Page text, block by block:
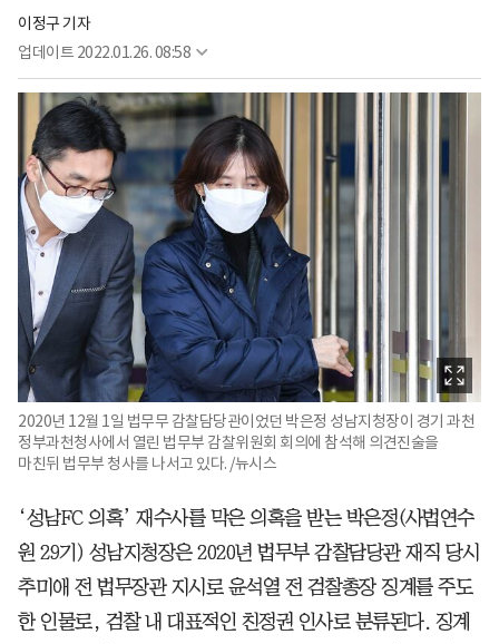
이정구 기자
업데이트 2022.01.26. 08:58
2020년 12월 1일 법무무 감찰담당관이었던 박은정 성남지청장이 경기 과천
정부과천청사에서 열린 법무부 감찰위원회 회의에 참석해 의견진술을
마친뒤 법무부 청사를 나서고 있다. /뉴시스
‘성남FC 의혹’ 재수사를 막은 의혹을 받는 박은정(사법연수
원 29기) 성남지청장은 2020년 법무부 감찰담당관 재직 당시
추미애 전 법무장관 지시로 윤석열 전 검찰총장 징계를 주도
한 인물로, 검찰 내 대표적인 친정권 인사로 분류된다. 징계